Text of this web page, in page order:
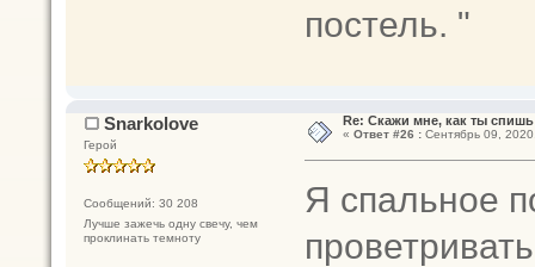
постель. "
Snarkolove
Герой
Сообщений: 30 208
Лучше зажечь одну свечу, чем
проклинать темноту
Re: Скажи мне, как ты спишь
« Ответ #26 :Сентябрь 09,
Я спальное